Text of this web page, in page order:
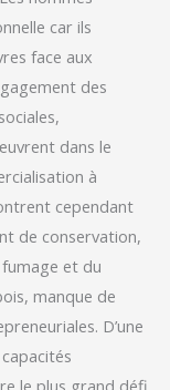
car ils
face aux
des
dans le
à
cependant
de conservation,
et du
manque de
D’une